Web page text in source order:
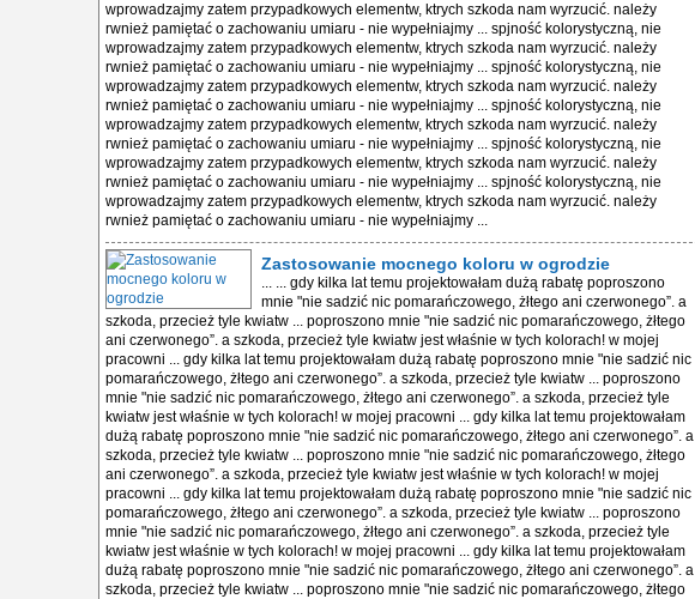
wprowadzajmy zatem przypadkowych elementw, ktrych szkoda nam wyrzucić. należy
rwnież pamiętać o zachowaniu umiaru - nie wypełniajmy ... spjność kolorystyczną, nie
wprowadzajmy zatem przypadkowych elementw, ktrych szkoda nam wyrzucić. należy
rwnież pamiętać o zachowaniu umiaru - nie wypełniajmy ... spjność kolorystyczną, nie
wprowadzajmy zatem przypadkowych elementw, ktrych szkoda nam wyrzucić. należy
rwnież pamiętać o zachowaniu umiaru - nie wypełniajmy ... spjność kolorystyczną, nie
wprowadzajmy zatem przypadkowych elementw, ktrych szkoda nam wyrzucić. należy
rwnież pamiętać o zachowaniu umiaru - nie wypełniajmy ... spjność kolorystyczną, nie
wprowadzajmy zatem przypadkowych elementw, ktrych szkoda nam wyrzucić. należy
rwnież pamiętać o zachowaniu umiaru - nie wypełniajmy ... spjność kolorystyczną, nie
wprowadzajmy zatem przypadkowych elementw, ktrych szkoda nam wyrzucić. należy
rwnież pamiętać o zachowaniu umiaru - nie wypełniajmy ...
Zastosowanie mocnego koloru w ogrodzie
... ... gdy kilka lat temu projektowałam dużą rabatę poproszono
mnie "nie sadzić nic pomarańczowego, żłtego ani czerwonego”. a
szkoda, przecież tyle kwiatw ... poproszono mnie "nie sadzić nic pomarańczowego, żłtego
ani czerwonego”. a szkoda, przecież tyle kwiatw jest właśnie w tych kolorach! w mojej
pracowni ... gdy kilka lat temu projektowałam dużą rabatę poproszono mnie "nie sadzić nic
pomarańczowego, żłtego ani czerwonego”. a szkoda, przecież tyle kwiatw ... poproszono
mnie "nie sadzić nic pomarańczowego, żłtego ani czerwonego”. a szkoda, przecież tyle
kwiatw jest właśnie w tych kolorach! w mojej pracowni ... gdy kilka lat temu projektowałam
dużą rabatę poproszono mnie "nie sadzić nic pomarańczowego, żłtego ani czerwonego”. a
szkoda, przecież tyle kwiatw ... poproszono mnie "nie sadzić nic pomarańczowego, żłtego
ani czerwonego”. a szkoda, przecież tyle kwiatw jest właśnie w tych kolorach! w mojej
pracowni ... gdy kilka lat temu projektowałam dużą rabatę poproszono mnie "nie sadzić nic
pomarańczowego, żłtego ani czerwonego”. a szkoda, przecież tyle kwiatw ... poproszono
mnie "nie sadzić nic pomarańczowego, żłtego ani czerwonego”. a szkoda, przecież tyle
kwiatw jest właśnie w tych kolorach! w mojej pracowni ... gdy kilka lat temu projektowałam
dużą rabatę poproszono mnie "nie sadzić nic pomarańczowego, żłtego ani czerwonego”. a
szkoda, przecież tyle kwiatw ... poproszono mnie "nie sadzić nic pomarańczowego, żłtego